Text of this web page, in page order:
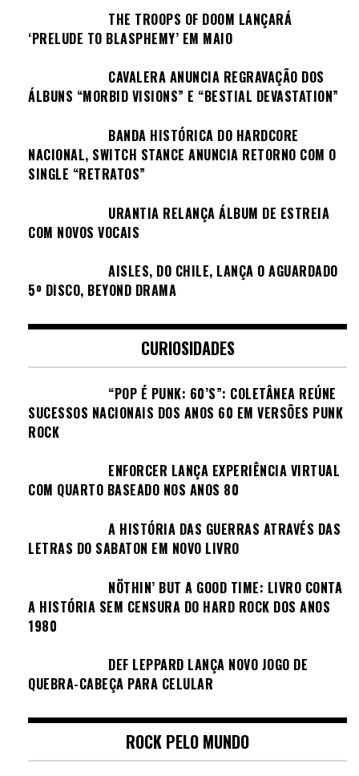
THE TROOPS OF DOOM LANÇARÁ
‘PRELUDE TO BLASPHEMY’ EM MAIO
CAVALERA ANUNCIA REGRAVAÇÃO DOS
ÁLBUNS “MORBID VISIONS” E “BESTIAL DEVASTATION”
BANDA HISTÓRICA DO HARDCORE
NACIONAL, SWITCH STANCE ANUNCIA RETORNO COM O
SINGLE “RETRATOS”
URANTIA RELANÇA ÁLBUM DE ESTREIA
COM NOVOS VOCAIS
AISLES, DO CHILE, LANÇA O AGUARDADO
5º DISCO, BEYOND DRAMA
CURIOSIDADES
“POP É PUNK: 60’S”: COLETÂNEA REÚNE
SUCESSOS NACIONAIS DOS ANOS 60 EM VERSÕES PUNK
ROCK
ENFORCER LANÇA EXPERIÊNCIA VIRTUAL
COM QUARTO BASEADO NOS ANOS 80
A HISTÓRIA DAS GUERRAS ATRAVÉS DAS
LETRAS DO SABATON EM NOVO LIVRO
NÖTHIN’ BUT A GOOD TIME: LIVRO CONTA
A HISTÓRIA SEM CENSURA DO HARD ROCK DOS ANOS
1980
DEF LEPPARD LANÇA NOVO JOGO DE
QUEBRA-CABEÇA PARA CELULAR
ROCK PELO MUNDO